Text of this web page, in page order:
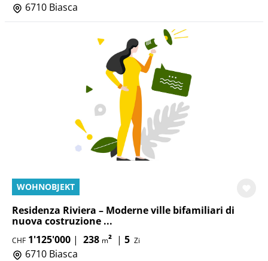
6710 Biasca
WOHNOBJEKT
Residenza Riviera – Moderne ville bifamiliari di
nuova costruzione ...
CHF 1'125'000 | 238 m² | 5 Zi
6710 Biasca